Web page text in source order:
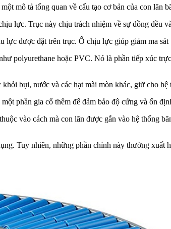
mô tả tổng quan về cấu tạo cơ bản của con lăn
lực. Trục này chịu trách nhiệm về sự đồng đều
được đặt trên trục. Ổ chịu lực giúp giảm ma
polyurethane hoặc PVC. Nó là phần tiếp xúc
bụi, nước và các hạt mài mòn khác, giữ cho
phần gia cố thêm để đảm bảo độ cứng và ổn
vào cách mà con lăn được gắn vào hệ thống
Tuy nhiên, những phần chính này thường xuất